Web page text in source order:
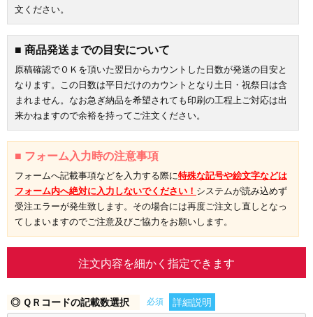
文ください。
■ 商品発送までの目安について
原稿確認でＯＫを頂いた翌日からカウントした日数が発送の目安と
なります。この日数は平日だけのカウントとなり土日・祝祭日は含
まれません。なお急ぎ納品を希望されても印刷の工程上ご対応は出
来かねますので余裕を持ってご注文ください。
■ フォーム入力時の注意事項
フォームへ記載事項などを入力する際に特殊な記号や絵文字などは
フォーム内へ絶対に入力しないでください！ システムが読み込めず
受注エラーが発生致します。その場合には再度ご注文し直しとなっ
てしまいますのでご注意及びご協力をお願いします。
注文内容を細かく指定できます
◎ ＱＲコードの記載数選択 必須 詳細説明